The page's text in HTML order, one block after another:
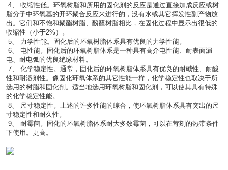
脂分子中环氧基的开环聚合反应来进行的，没有水或其它挥发性副产物放
出。它们和不饱和聚酯树脂、酚醛树脂相比，在固化过程中显示出很低的
收缩性（小于2%）。
5、 力学性能。固化后的环氧树脂体系具有优良的力学性能。
电、耐电弧的优良绝缘材料。
性和耐溶剂性。像固化环氧体系的其它性能一样，化学稳定性也取决于所
选用的树脂和固化剂。适当地选用环氧树脂和固化剂，可以使其具有特殊
的化学稳定性能。
寸稳定性和耐久性。
下使用。更高。